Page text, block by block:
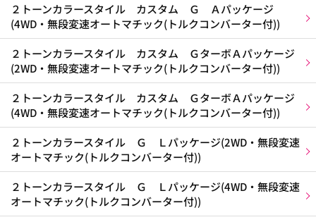
２トーンカラースタイル カスタム Ｇ Ａパッケージ
(4WD・無段変速オートマチック(トルクコンバーター付))
２トーンカラースタイル カスタム ＧターボＡパッケージ
(2WD・無段変速オートマチック(トルクコンバーター付))
２トーンカラースタイル カスタム ＧターボＡパッケージ
(4WD・無段変速オートマチック(トルクコンバーター付))
２トーンカラースタイル Ｇ Ｌパッケージ(2WD・無段変速
オートマチック(トルクコンバーター付))
２トーンカラースタイル Ｇ Ｌパッケージ(4WD・無段変速
オートマチック(トルクコンバーター付))